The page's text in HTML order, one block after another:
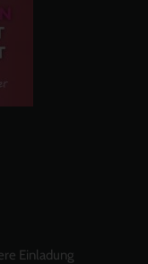
Einladung